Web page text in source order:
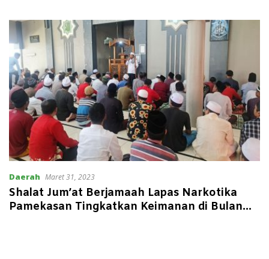
Daerah Maret 31, 2023
Shalat Jum’at Berjamaah Lapas Narkotika
Pamekasan Tingkatkan Keimanan di Bulan